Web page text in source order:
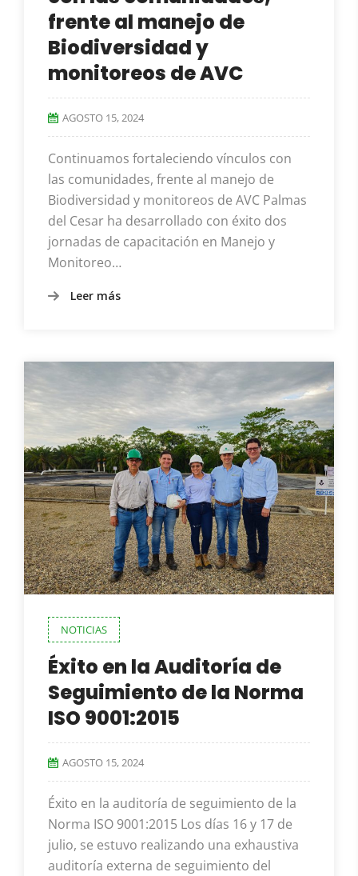
frente al manejo de
Biodiversidad y
monitoreos de AVC
AGOSTO 15, 2024
Continuamos fortaleciendo vínculos con
las comunidades, frente al manejo de
Biodiversidad y monitoreos de AVC Palmas
del Cesar ha desarrollado con éxito dos
jornadas de capacitación en Manejo y
Monitoreo…
Leer más
NOTICIAS
Éxito en la Auditoría de
Seguimiento de la Norma
ISO 9001:2015
AGOSTO 15, 2024
Éxito en la auditoría de seguimiento de la
Norma ISO 9001:2015 Los días 16 y 17 de
julio, se estuvo realizando una exhaustiva
auditoría externa de seguimiento del